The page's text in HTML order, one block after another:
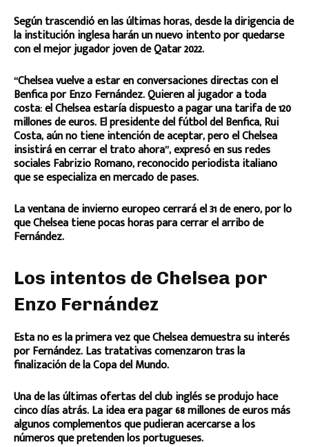
Según trascendió en las últimas horas, desde la dirigencia de
la institución inglesa harán un nuevo intento por quedarse
con el mejor jugador joven de Qatar 2022.
“Chelsea vuelve a estar en conversaciones directas con el
Benfica por Enzo Fernández. Quieren al jugador a toda
costa: el Chelsea estaría dispuesto a pagar una tarifa de 120
millones de euros. El presidente del fútbol del Benfica, Rui
Costa, aún no tiene intención de aceptar, pero el Chelsea
insistirá en cerrar el trato ahora”, expresó en sus redes
sociales Fabrizio Romano, reconocido periodista italiano
que se especializa en mercado de pases.
La ventana de invierno europeo cerrará el 31 de enero, por lo
que Chelsea tiene pocas horas para cerrar el arribo de
Fernández.
Los intentos de Chelsea por
Enzo Fernández
Esta no es la primera vez que Chelsea demuestra su interés
por Fernández. Las tratativas comenzaron tras la
finalización de la Copa del Mundo.
Una de las últimas ofertas del club inglés se produjo hace
cinco días atrás. La idea era pagar 68 millones de euros más
algunos complementos que pudieran acercarse a los
números que pretenden los portugueses.